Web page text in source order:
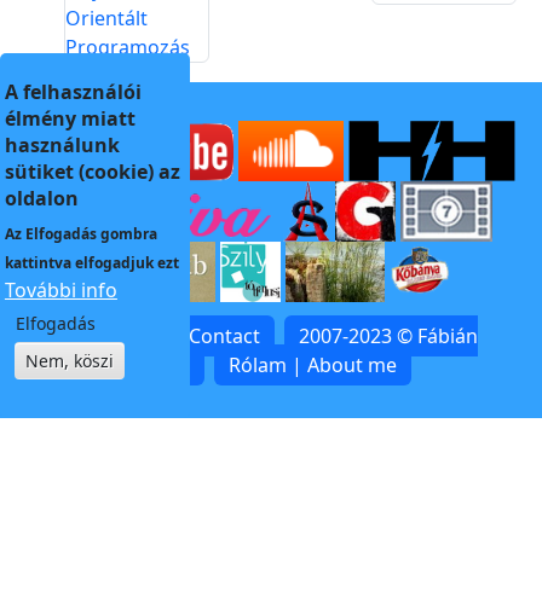
Orientált
Programozás
Kapcsolat | Contact
2007-2023 © Fábián
Rólam | About me
A felhasználói
élmény miatt
használunk
sütiket (cookie) az
oldalon
Az Elfogadásgombra
kattintva elfogadjuk ezt
További info
Elfogadás
Nem, köszi